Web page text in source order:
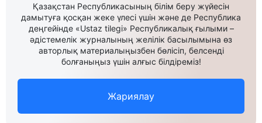
Қазақстан Республикасының білім беру жүйесін
дамытуға қосқан жеке үлесі үшін және де Республика
деңгейінде «Ustaz tilegi» Республикалық ғылыми –
әдістемелік журналының желілік басылымына өз
авторлық материалыңызбен бөлісіп, белсенді
болғаныңыз үшін алғыс білдіреміз!
Жариялау